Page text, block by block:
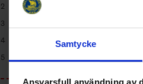
Samtycke
2 Kiruna AIF
3
4
SK Lejon
5